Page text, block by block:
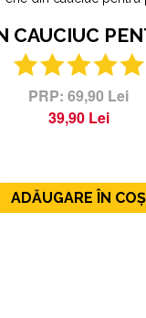
CAUCIUC
69,90 Lei
39,90 Lei
ADĂUGARE ÎN COȘ